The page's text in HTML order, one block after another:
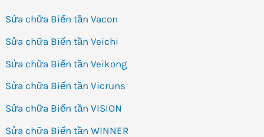
Sửa chữa Biến tần Vacon
Sửa chữa Biến tần Veichi
Sửa chữa Biến tần Veikong
Sửa chữa Biến tần Vicruns
Sửa chữa Biến tần VISION
Sửa chữa Biến tần WINNER